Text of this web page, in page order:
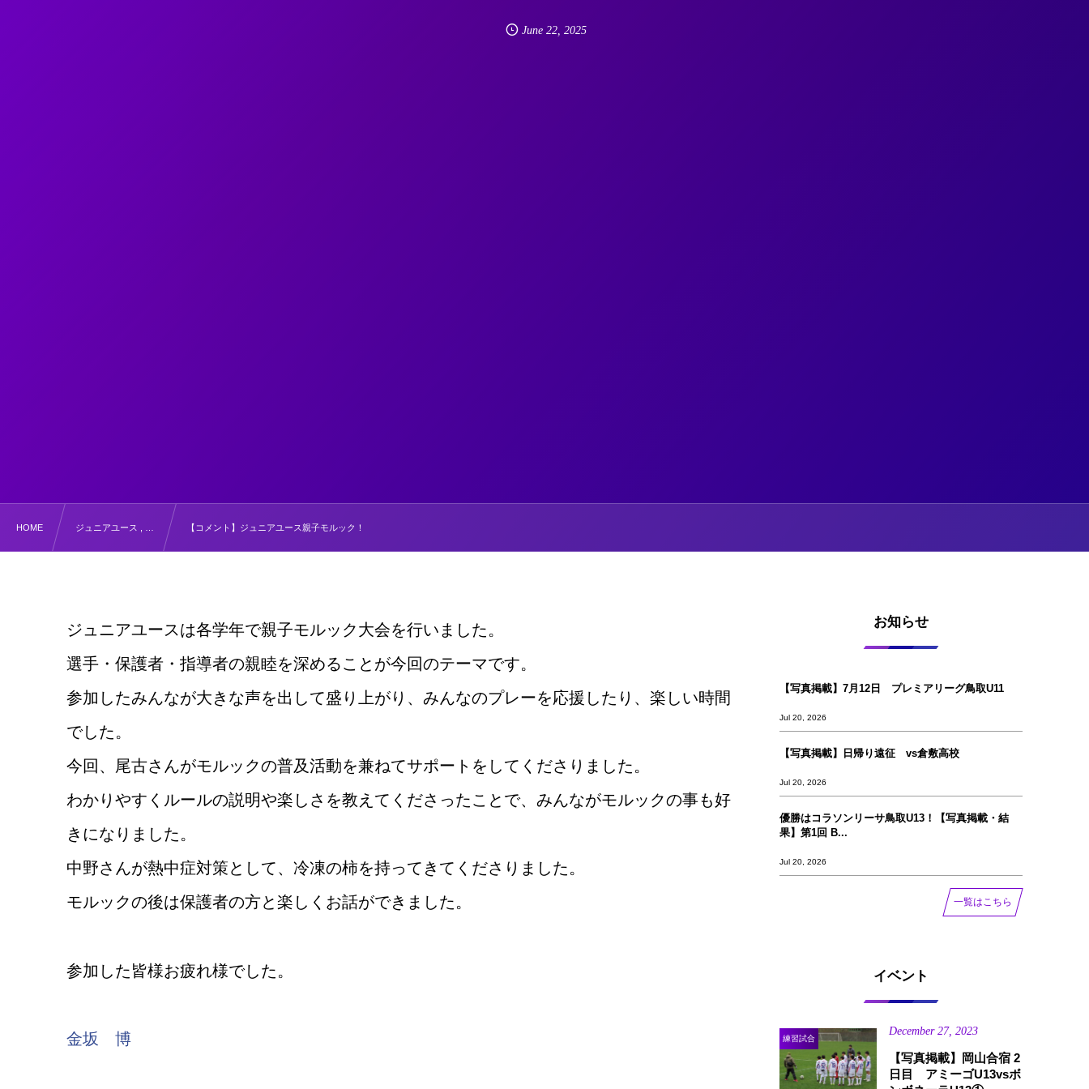
June 22, 2025
HOME ジュニアユース , … 【コメント】ジュニアユース親子モルック！
ジュニアユースは各学年で親子モルック大会を行いました。
選手・保護者・指導者の親睦を深めることが今回のテーマです。
参加したみんなが大きな声を出して盛り上がり、みんなのプレーを応援したり、楽しい時間
でした。
今回、尾古さんがモルックの普及活動を兼ねてサポートをしてくださりました。
わかりやすくルールの説明や楽しさを教えてくださったことで、みんながモルックの事も好
きになりました。
中野さんが熱中症対策として、冷凍の柿を持ってきてくださりました。
モルックの後は保護者の方と楽しくお話ができました。
参加した皆様お疲れ様でした。
金坂 博
お知らせ
【写真掲載】7月12日 プレミアリーグ鳥取U11
Jul 20, 2026
【写真掲載】日帰り遠征 vs倉敷高校
Jul 20, 2026
優勝はコラソンリーサ鳥取U13！【写真掲載‪‪‪︎︎・結
果】第1回 B...
Jul 20, 2026
一覧はこちら
イベント
練習試合
December 27, 2023
【写真掲載】岡山合宿 2
日目 アミーゴU13vsボ